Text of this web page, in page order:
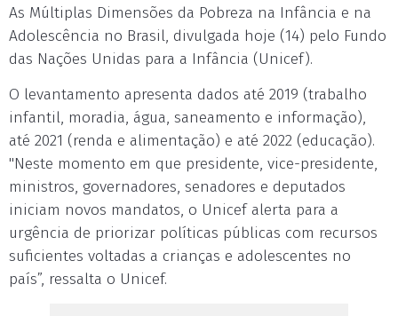
As Múltiplas Dimensões da Pobreza na Infância e na
Adolescência no Brasil, divulgada hoje (14) pelo Fundo
das Nações Unidas para a Infância (Unicef).
O levantamento apresenta dados até 2019 (trabalho
infantil, moradia, água, saneamento e informação),
até 2021 (renda e alimentação) e até 2022 (educação).
"Neste momento em que presidente, vice-presidente,
ministros, governadores, senadores e deputados
iniciam novos mandatos, o Unicef alerta para a
urgência de priorizar políticas públicas com recursos
suficientes voltadas a crianças e adolescentes no
país”, ressalta o Unicef.